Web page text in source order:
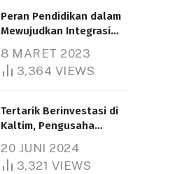
Peran Pendidikan dalam
Mewujudkan Integrasi
8 MARET 2023
3,364 VIEWS
Tertarik Berinvestasi di
Kaltim, Pengusaha
1.000 Hektare
20 JUNI 2024
3,321 VIEWS